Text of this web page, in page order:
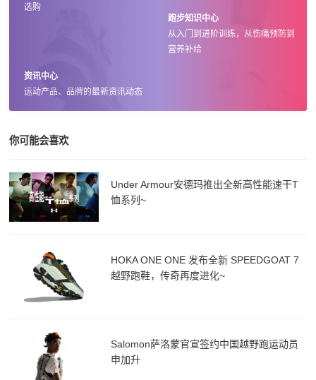
选购
跑步知识中心
从入门到进阶训练，从伤痛预防到
营养补给
资讯中心
运动产品、品牌的最新资讯动态
你可能会喜欢
Under Armour安德玛推出全新高性能速干T
恤系列~
HOKA ONE ONE 发布全新 SPEEDGOAT 7
越野跑鞋，传奇再度进化~
Salomon萨洛蒙官宣签约中国越野跑运动员
申加升